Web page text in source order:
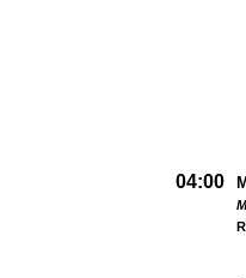
04:00